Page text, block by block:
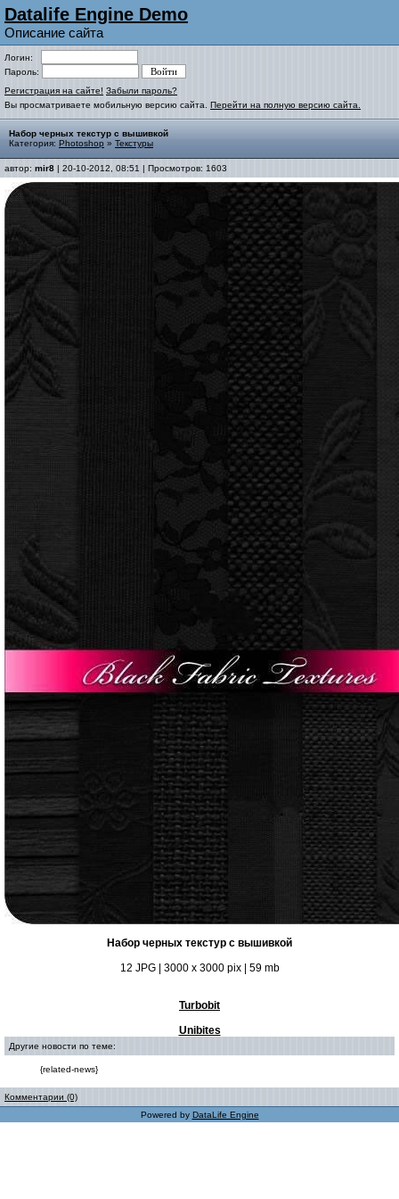
Datalife Engine Demo
Описание сайта
Логин:
Пароль:
Регистрация на сайте! Забыли пароль?
Вы просматриваете мобильную версию сайта. Перейти на полную версию сайта.
Набор черных текстур с вышивкой
Категория: Photoshop » Текстуры
автор: mir8 | 20-10-2012, 08:51 | Просмотров: 1603
Набор черных текстур с вышивкой
12 JPG | 3000 x 3000 pix | 59 mb
Turbobit
Unibites
Другие новости по теме:
{related-news}
Комментарии (0)
Powered by DataLife Engine